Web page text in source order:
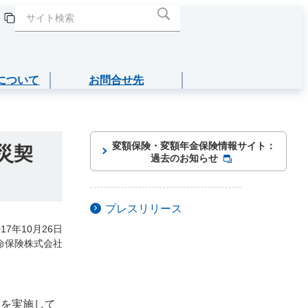
介護年金保険
あんしんねんきん介護Ｒ
ついて お問合せ先
契
年10月26日
保険株式会社
実施して
変額保険・変額年金保険情報サイト：
過去のお知らせ
プレスリリース